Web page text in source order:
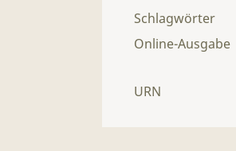
Schlagwörter
Online-Ausgabe
URN